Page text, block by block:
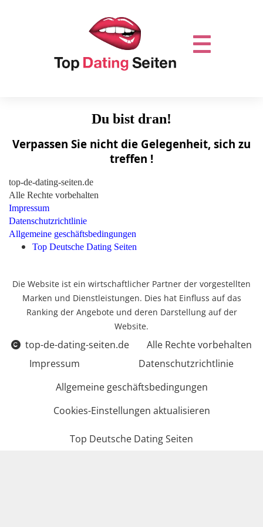
Du bist dran!
Verpassen Sie nicht die Gelegenheit, sich zu
treffen !
top-de-dating-seiten.de
Alle Rechte vorbehalten
Impressum
Datenschutzrichtlinie
Allgemeine geschäftsbedingungen
Top Deutsche Dating Seiten
Die Website ist ein wirtschaftlicher Partner der vorgestellten
Marken und Dienstleistungen. Dies hat Einfluss auf das
Ranking der Angebote und deren Darstellung auf der
Website.
top-de-dating-seiten.de
Alle Rechte vorbehalten
Impressum
Datenschutzrichtlinie
Allgemeine geschäftsbedingungen
Cookies-Einstellungen aktualisieren
Top Deutsche Dating Seiten